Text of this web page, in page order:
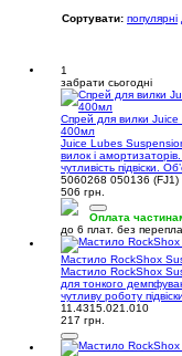
Сортувати: популярні
1
забрати сьогодні
Спрей для вилки
400мл
Juice Lubes
вилок і
чутливість підвіски.
5060268 050136 (FJ1)
506 грн.
Оплата
до 6 плат. без
Мастило RockShox
Мастило RockShox
для тонкого
чутливу роботу підвіски.
11.4315.021.010
217 грн.